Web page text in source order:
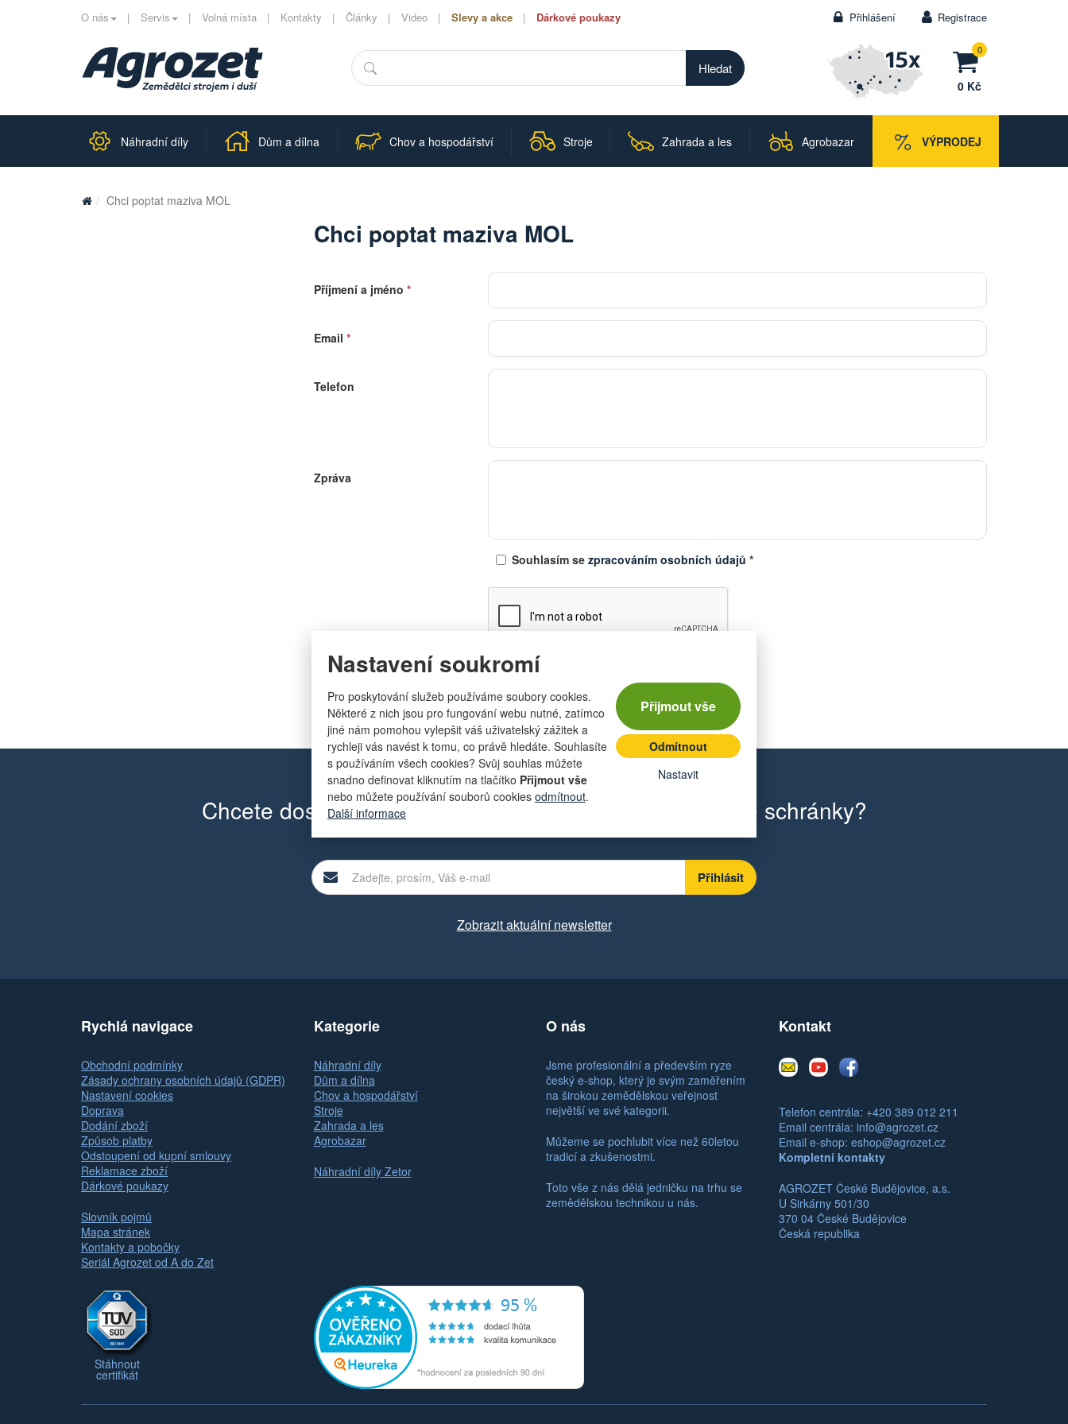
Nastavení soukromí
Pro poskytování služeb používáme soubory cookies.
Některé z nich jsou pro fungování webu nutné, zatímco
jiné nám pomohou vylepšit váš uživatelský zážitek a
rychleji vás navést k tomu, co právě hledáte. Souhlasíte
s používáním všech cookies? Svůj souhlas můžete
snadno definovat kliknutím na tlačítko Přijmout vše
nebo můžete používání souborů cookies odmítnout.
Další informace
Přijmout vše
Odmítnout
Nastavit
O nás Servis Volná místa Kontakty Články Video Slevy a akce Dárkové poukazy Přihlášení Registrace
Hledat 0
0 Kč
Náhradní díly Dům a dílna Chov a hospodářství Stroje Zahrada a les Agrobazar VÝPRODEJ
Chci poptat maziva MOL
Chci poptat maziva MOL
Příjmení a jméno *
Email *
Telefon
Zpráva
Souhlasím se zpracováním osobních údajů *
* povinné položky
Chcete dostávat lákavé nabídky přímo do své e-mailové schránky?
Zobrazit aktuální newsletter
Rychlá navigace
Obchodní podmínky
Zásady ochrany osobních údajů (GDPR)
Nastavení cookies
Doprava
Dodání zboží
Způsob platby
Odstoupení od kupní smlouvy
Reklamace zboží
Dárkové poukazy
Slovník pojmů
Mapa stránek
Kontakty a pobočky
Seriál Agrozet od A do Zet
Kategorie
Náhradní díly
Dům a dílna
Chov a hospodářství
Stroje
Zahrada a les
Agrobazar
Náhradní díly Zetor
O nás
Jsme profesionální a především ryze
český e-shop, který je svým zaměřením
na širokou zemědělskou veřejnost
největší ve své kategorii.
Můžeme se pochlubit více než 60letou
tradicí a zkušenostmi.
Toto vše z nás dělá jedničku na trhu se
zemědělskou technikou u nás.
Kontakt
E-
mail
YoutubeFacebook
Telefon centrála: +420 389 012 211
Email centrála: info@agrozet.cz
Email e-shop: eshop@agrozet.cz
Kompletní kontakty
AGROZET České Budějovice, a.s.
U Sirkárny 501/30
370 04 České Budějovice
Česká republika
Stáhnout
certifikát